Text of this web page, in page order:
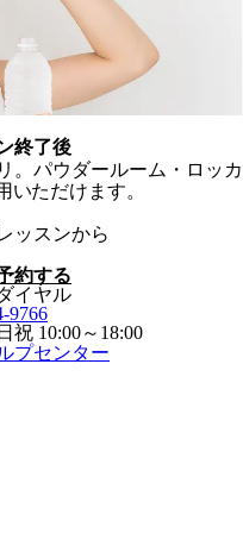
終了後
。パウダールーム・ロッカ
いただけます。
ッスンから
約する
イヤル
9766
祝 10:00～18:00
プセンター